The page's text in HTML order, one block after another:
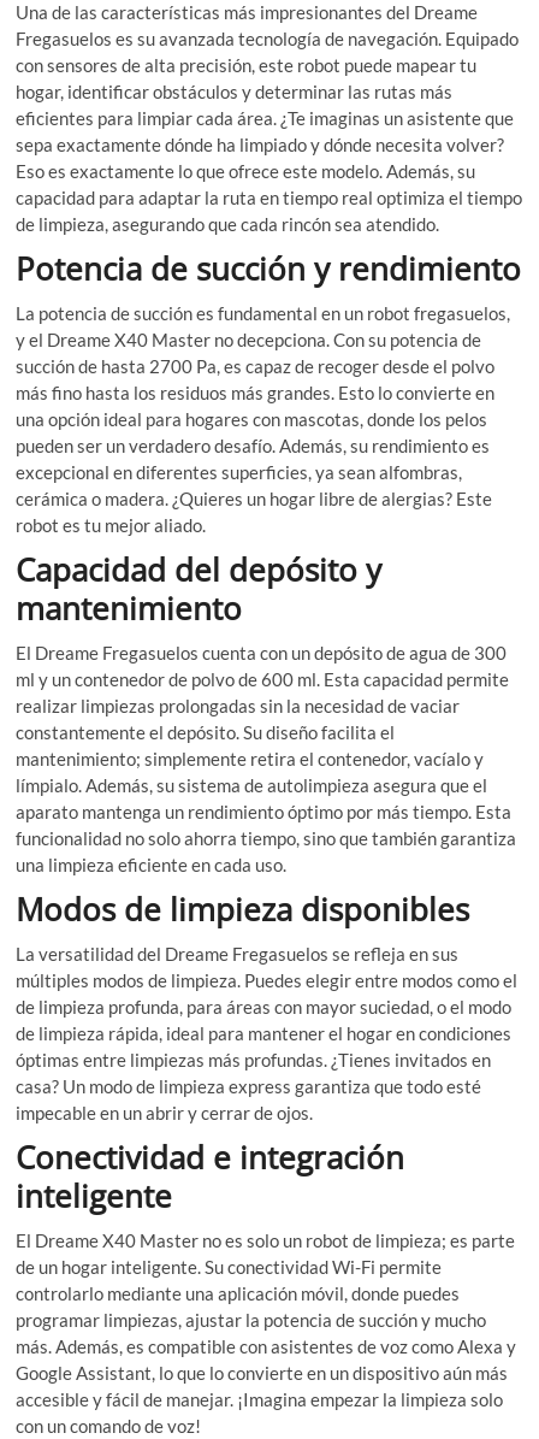
Una de las características más impresionantes del Dreame
Fregasuelos es su avanzada tecnología de navegación. Equipado
con sensores de alta precisión, este robot puede mapear tu
hogar, identificar obstáculos y determinar las rutas más
eficientes para limpiar cada área. ¿Te imaginas un asistente que
sepa exactamente dónde ha limpiado y dónde necesita volver?
Eso es exactamente lo que ofrece este modelo. Además, su
capacidad para adaptar la ruta en tiempo real optimiza el tiempo
de limpieza, asegurando que cada rincón sea atendido.
Potencia de succión y rendimiento
La potencia de succión es fundamental en un robot fregasuelos,
y el Dreame X40 Master no decepciona. Con su potencia de
succión de hasta 2700 Pa, es capaz de recoger desde el polvo
más fino hasta los residuos más grandes. Esto lo convierte en
una opción ideal para hogares con mascotas, donde los pelos
pueden ser un verdadero desafío. Además, su rendimiento es
excepcional en diferentes superficies, ya sean alfombras,
cerámica o madera. ¿Quieres un hogar libre de alergias? Este
robot es tu mejor aliado.
Capacidad del depósito y
mantenimiento
El Dreame Fregasuelos cuenta con un depósito de agua de 300
ml y un contenedor de polvo de 600 ml. Esta capacidad permite
realizar limpiezas prolongadas sin la necesidad de vaciar
constantemente el depósito. Su diseño facilita el
mantenimiento; simplemente retira el contenedor, vacíalo y
límpialo. Además, su sistema de autolimpieza asegura que el
aparato mantenga un rendimiento óptimo por más tiempo. Esta
funcionalidad no solo ahorra tiempo, sino que también garantiza
una limpieza eficiente en cada uso.
Modos de limpieza disponibles
La versatilidad del Dreame Fregasuelos se refleja en sus
múltiples modos de limpieza. Puedes elegir entre modos como el
de limpieza profunda, para áreas con mayor suciedad, o el modo
de limpieza rápida, ideal para mantener el hogar en condiciones
óptimas entre limpiezas más profundas. ¿Tienes invitados en
casa? Un modo de limpieza express garantiza que todo esté
impecable en un abrir y cerrar de ojos.
Conectividad e integración
inteligente
El Dreame X40 Master no es solo un robot de limpieza; es parte
de un hogar inteligente. Su conectividad Wi-Fi permite
controlarlo mediante una aplicación móvil, donde puedes
programar limpiezas, ajustar la potencia de succión y mucho
más. Además, es compatible con asistentes de voz como Alexa y
Google Assistant, lo que lo convierte en un dispositivo aún más
accesible y fácil de manejar. ¡Imagina empezar la limpieza solo
con un comando de voz!